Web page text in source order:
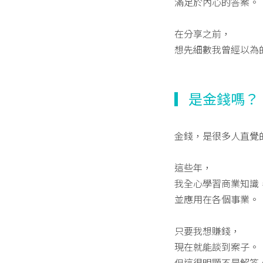
在分享之前，
想先細數我曾經以為
▎是金錢嗎？
金錢，是很多人直覺
這些年，
我全心學習商業知識
並應用在各個事業。
只要我想賺錢，
現在就能談到案子。